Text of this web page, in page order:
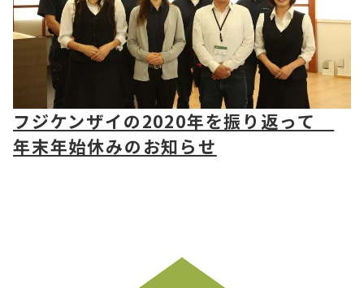
フジケンザイの2020年を振り返って
年末年始休みのお知らせ